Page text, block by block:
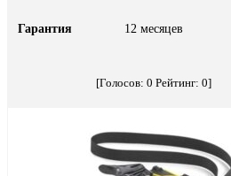
Гарантия 12 месяцев
[Голосов: 0 Рейтинг: 0]